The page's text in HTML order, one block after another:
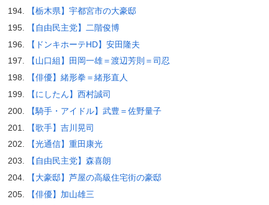
【栃木県】宇都宮市の大豪邸
【自由民主党】二階俊博
【ドンキホーテHD】安田隆夫
【山口組】田岡一雄＝渡辺芳則＝司忍
【俳優】緒形拳＝緒形直人
【にしたん】西村誠司
【騎手・アイドル】武豊＝佐野量子
【歌手】吉川晃司
【光通信】重田康光
【自由民主党】森喜朗
【大豪邸】芦屋の高級住宅街の豪邸
【俳優】加山雄三